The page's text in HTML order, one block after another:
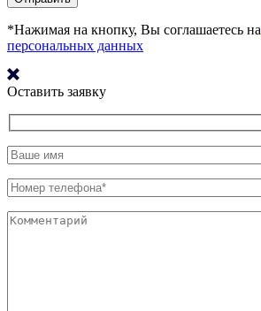
*Нажимая на кнопку, Вы соглашаетесь на
персональных данных
Оставить заявку